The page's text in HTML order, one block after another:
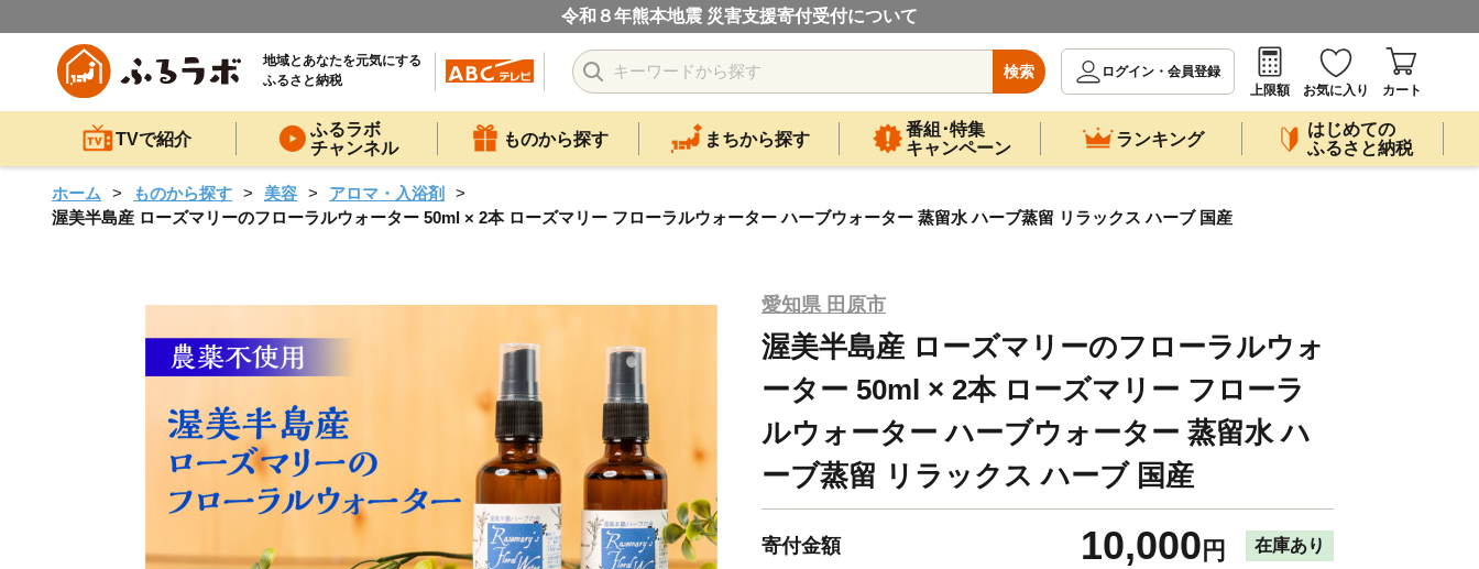
令和８年熊本地震 災害支援寄付受付について
地域とあなたを元気にする
ふるさと納税
検索
ログイン・会員登録
上限額
お気に入り カート
TVで紹介
ふるラボ
チャンネル
ものから探す まちから探す
番組･特集
キャンペーン
ランキング
はじめての
ふるさと納税
ホーム ものから探す 美容
アロマ・入浴剤
渥美半島産 ローズマリーのフローラルウォーター 50ml × 2本 ローズマリー フローラルウォーター ハーブウォーター 蒸留水 ハーブ蒸留 リラックス ハーブ 国産
愛知県 田原市
渥美半島産 ローズマリーのフローラルウォ
ーター 50ml × 2本 ローズマリー フローラ
ルウォーター ハーブウォーター 蒸留水 ハ
ーブ蒸留 リラックス ハーブ 国産
寄付金額 10,000 円 在庫あり